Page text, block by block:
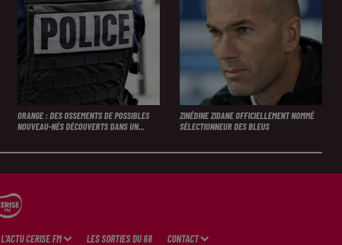
ORANGE : DES OSSEMENTS DE POSSIBLES
NOUVEAU-NÉS DÉCOUVERTS DANS UN...
ZINÉDINE ZIDANE OFFICIELLEMENT NOMMÉ
SÉLECTIONNEUR DES BLEUS
L'ACTU CERISE FM LES SORTIES DU 68 CONTACT